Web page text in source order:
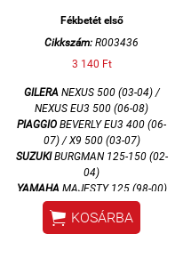
Fékbetét első
Cikkszám: R003436
3 140 Ft
GILERA NEXUS 500 (03-04) /
NEXUS EU3 500 (06-08)
PIAGGIO BEVERLY EU3 400 (06-
07) / X9 500 (03-07)
SUZUKIBURGMAN 125-150 (02-
04)
YAMAHA MAJESTY 125 (98-00)
(01-08) / MAJESTY 150 (00-02) /
MAJESTY 180 (03-04)
/ MAXSTER 125-150 (01-04)
 KOSÁRBA